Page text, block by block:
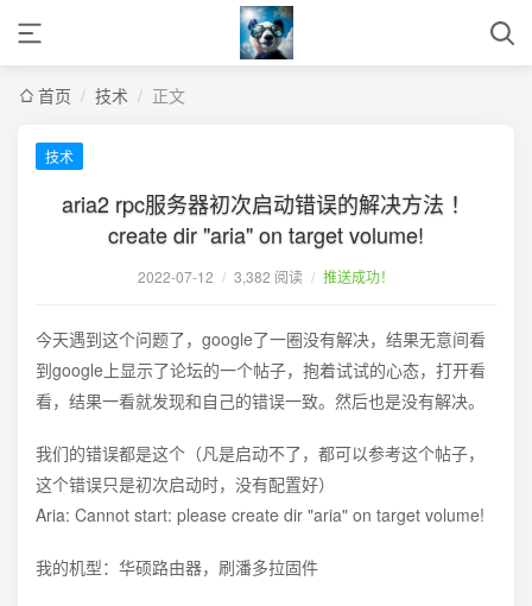
首页 / 技术 / 正文
技术
aria2 rpc服务器初次启动错误的解决方法 ！
create dir "aria" on target volume!
2022-07-12 / 3,382 阅读 / 推送成功！
今天遇到这个问题了，google了一圈没有解决，结果无意间看
到google上显示了论坛的一个帖子，抱着试试的心态，打开看
看，结果一看就发现和自己的错误一致。然后也是没有解决。
我们的错误都是这个（凡是启动不了，都可以参考这个帖子，
这个错误只是初次启动时，没有配置好）
Aria: Cannot start: please create dir "aria" on target volume!
我的机型：华硕路由器，刷潘多拉固件